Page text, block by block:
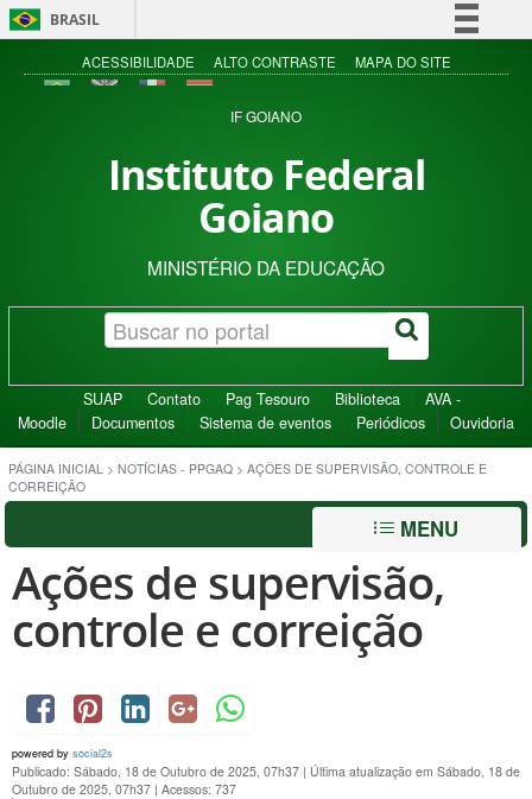
BRASIL
Simplifique!
Acesso à informação
ACESSIBILIDADE ALTO CONTRASTE MAPA DO SITE
IF GOIANO
Instituto Federal
Goiano
MINISTÉRIO DA EDUCAÇÃO
SUAP Contato Pag Tesouro Biblioteca
AVA -
Moodle
Documentos Sistema de eventos Periódicos Ouvidoria
PÁGINA INICIAL > NOTÍCIAS - PPGAQ > AÇÕES DE SUPERVISÃO, CONTROLE E
CORREIÇÃO
MENU
Ações de supervisão,
controle e correição
powered by social2s
Publicado: Sábado, 18 de Outubro de 2025, 07h37 | Última atualização em Sábado, 18 de
Outubro de 2025, 07h37 | Acessos: 737